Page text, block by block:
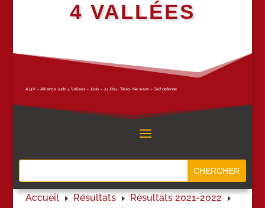
4 VALLÉES
AJ4V – Alliance Judo 4 Vallées – Judo – Ju Jitsu- Taiso- Ne waza – Self defense
Accueil E Résultats E Résultats 2021-2022 E